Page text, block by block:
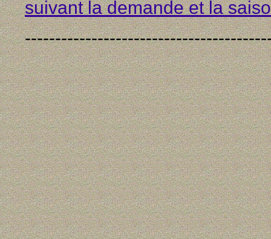
suivant la demande et la